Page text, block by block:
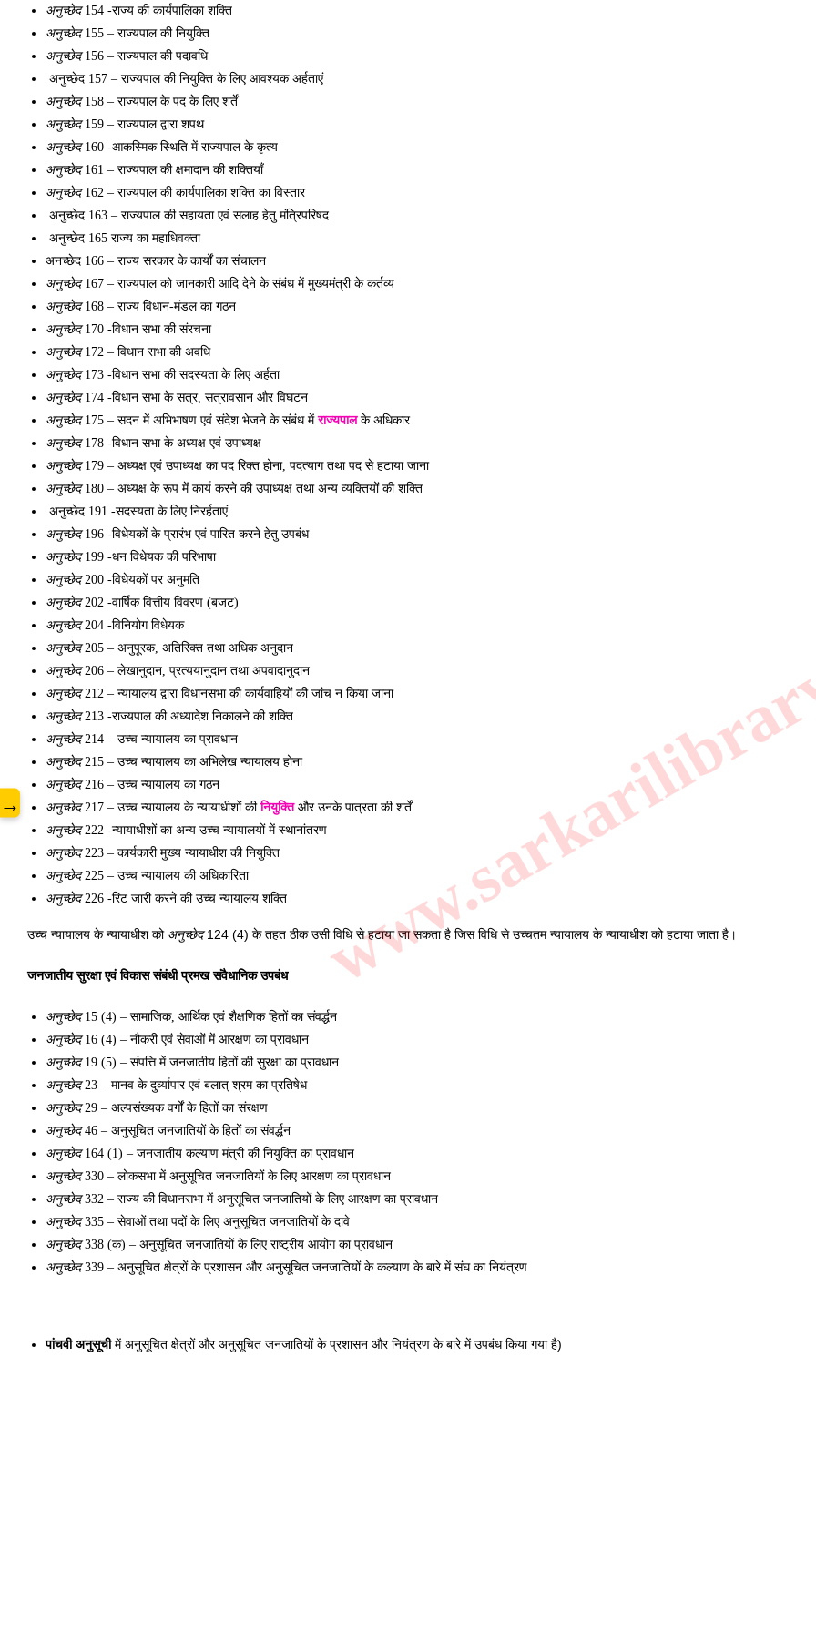
अनुच्छेद 154 -राज्य की कार्यपालिका शक्ति
अनुच्छेद 155 – राज्यपाल की नियुक्ति
अनुच्छेद 156 – राज्यपाल की पदावधि
अनुच्छेद 157 – राज्यपाल की नियुक्ति के लिए आवश्यक अर्हताएं
अनुच्छेद 158 – राज्यपाल के पद के लिए शर्तें
अनुच्छेद 159 – राज्यपाल द्वारा शपथ
अनुच्छेद 160 -आकस्मिक स्थिति में राज्यपाल के कृत्य
अनुच्छेद 161 – राज्यपाल की क्षमादान की शक्तियाँ
अनुच्छेद 162 – राज्यपाल की कार्यपालिका शक्ति का विस्तार
अनुच्छेद 163 – राज्यपाल की सहायता एवं सलाह हेतु मंत्रिपरिषद
अनुच्छेद 165 राज्य का महाधिवक्ता
अनच्छेद 166 – राज्य सरकार के कार्यों का संचालन
अनुच्छेद 167 – राज्यपाल को जानकारी आदि देने के संबंध में मुख्यमंत्री के कर्तव्य
अनुच्छेद 168 – राज्य विधान-मंडल का गठन
अनुच्छेद 170 -विधान सभा की संरचना
अनुच्छेद 172 – विधान सभा की अवधि
अनुच्छेद 173 -विधान सभा की सदस्यता के लिए अर्हता
अनुच्छेद 174 -विधान सभा के सत्र, सत्रावसान और विघटन
अनुच्छेद 175 – सदन में अभिभाषण एवं संदेश भेजने के संबंध में राज्यपाल के अधिकार
अनुच्छेद 178 -विधान सभा के अध्यक्ष एवं उपाध्यक्ष
अनुच्छेद 179 – अध्यक्ष एवं उपाध्यक्ष का पद रिक्त होना, पदत्याग तथा पद से हटाया जाना
अनुच्छेद 180 – अध्यक्ष के रूप में कार्य करने की उपाध्यक्ष तथा अन्य व्यक्तियों की शक्ति
अनुच्छेद 191 -सदस्यता के लिए निरर्हताएं
अनुच्छेद 196 -विधेयकों के प्रारंभ एवं पारित करने हेतु उपबंध
अनुच्छेद 199 -धन विधेयक की परिभाषा
अनुच्छेद 200 -विधेयकों पर अनुमति
अनुच्छेद 202 -वार्षिक वित्तीय विवरण (बजट)
अनुच्छेद 204 -विनियोग विधेयक
अनुच्छेद 205 – अनुपूरक, अतिरिक्त तथा अधिक अनुदान
अनुच्छेद 206 – लेखानुदान, प्रत्ययानुदान तथा अपवादानुदान
अनुच्छेद 212 – न्यायालय द्वारा विधानसभा की कार्यवाहियों की जांच न किया जाना
अनुच्छेद 213 -राज्यपाल की अध्यादेश निकालने की शक्ति
अनुच्छेद 214 – उच्च न्यायालय का प्रावधान
अनुच्छेद 215 – उच्च न्यायालय का अभिलेख न्यायालय होना
अनुच्छेद 216 – उच्च न्यायालय का गठन
अनुच्छेद 217 – उच्च न्यायालय के न्यायाधीशों की नियुक्ति और उनके पात्रता की शर्तें
अनुच्छेद 222 -न्यायाधीशों का अन्य उच्च न्यायालयों में स्थानांतरण
अनुच्छेद 223 – कार्यकारी मुख्य न्यायाधीश की नियुक्ति
अनुच्छेद 225 – उच्च न्यायालय की अधिकारिता
अनुच्छेद 226 -रिट जारी करने की उच्च न्यायालय शक्ति
उच्च न्यायालय के न्यायाधीश को अनुच्छेद 124 (4) के तहत ठीक उसी विधि से हटाया जा सकता है जिस विधि से उच्चतम न्यायालय के न्यायाधीश को हटाया जाता है।
जनजातीय सुरक्षा एवं विकास संबंधी प्रमख संवैधानिक उपबंध
अनुच्छेद 15 (4) – सामाजिक, आर्थिक एवं शैक्षणिक हितों का संवर्द्धन
अनुच्छेद 16 (4) – नौकरी एवं सेवाओं में आरक्षण का प्रावधान
अनुच्छेद 19 (5) – संपत्ति में जनजातीय हितों की सुरक्षा का प्रावधान
अनुच्छेद 23 – मानव के दुर्व्यापार एवं बलात् श्रम का प्रतिषेध
अनुच्छेद 29 – अल्पसंख्यक वर्गों के हितों का संरक्षण
अनुच्छेद 46 – अनुसूचित जनजातियों के हितों का संवर्द्धन
अनुच्छेद 164 (1) – जनजातीय कल्याण मंत्री की नियुक्ति का प्रावधान
अनुच्छेद 330 – लोकसभा में अनुसूचित जनजातियों के लिए आरक्षण का प्रावधान
अनुच्छेद 332 – राज्य की विधानसभा में अनुसूचित जनजातियों के लिए आरक्षण का प्रावधान
अनुच्छेद 335 – सेवाओं तथा पदों के लिए अनुसूचित जनजातियों के दावे
अनुच्छेद 338 (क) – अनुसूचित जनजातियों के लिए राष्ट्रीय आयोग का प्रावधान
अनुच्छेद 339 – अनुसूचित क्षेत्रों के प्रशासन और अनुसूचित जनजातियों के कल्याण के बारे में संघ का नियंत्रण
पांचवी अनुसूची में अनुसूचित क्षेत्रों और अनुसूचित जनजातियों के प्रशासन और नियंत्रण के बारे में उपबंध किया गया है)
→